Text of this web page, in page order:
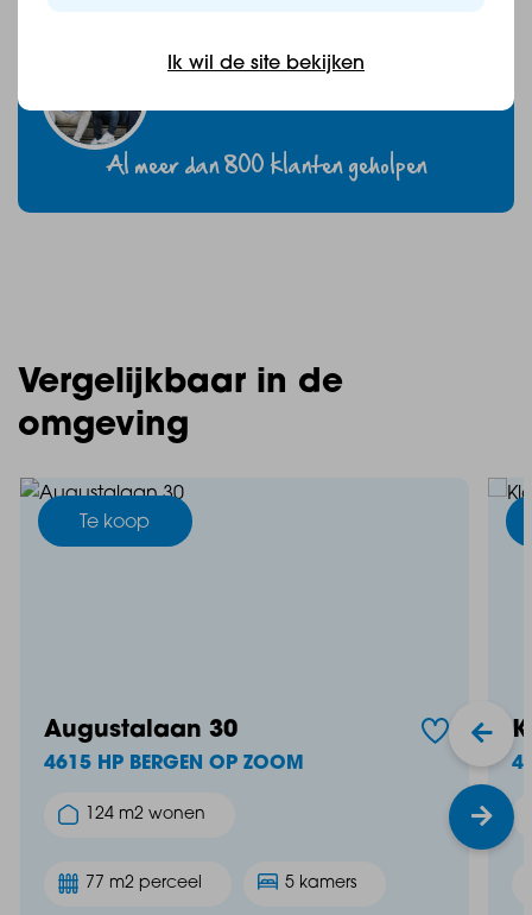
Al meer dan 800 klanten geholpen
Vergelijkbaar in de
omgeving
Te koop
Augustalaan 30
4615 HP BERGEN OP ZOOM
124 m2 wonen
77 m2 perceel 5 kamers
Ik wil de site bekijken